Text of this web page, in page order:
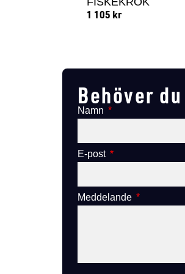
1 105 kr
Behöver
Namn
E-post
Meddelande